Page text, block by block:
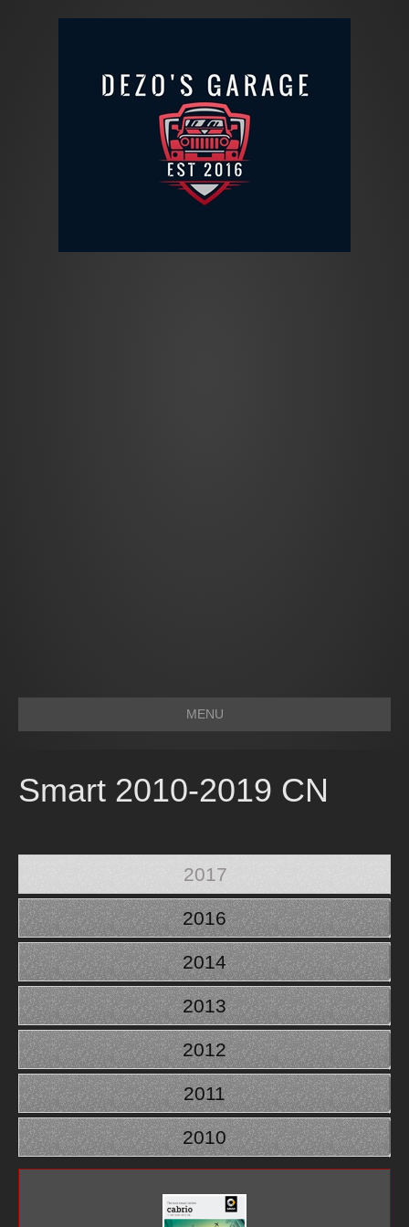
MENU
Smart 2010-2019 CN
2017
2016
2014
2013
2012
2011
2010